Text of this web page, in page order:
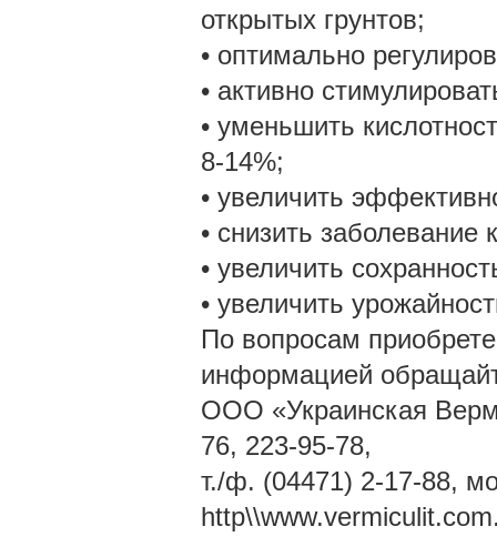
открытых грунтов;
• оптимально
• активно
• уменьшить
8-14%;
• увеличить
• снизить заболевание
• увеличить
• увеличить
По вопросам
информацией
ООО «Украинская
76, 223-95-78,
т./ф. (04471) 2-17-88,